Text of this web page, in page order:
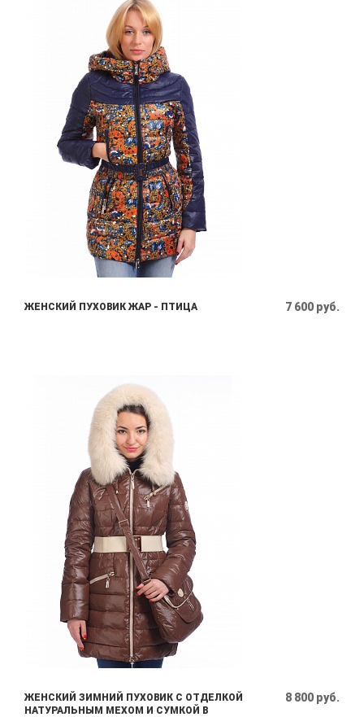
ЖЕНСКИЙ ПУХОВИК ЖАР - ПТИЦА 7 600 руб.
ЖЕНСКИЙ ЗИМНИЙ ПУХОВИК С ОТДЕЛКОЙ
НАТУРАЛЬНЫМ МЕХОМ И СУМКОЙ В
8 800 руб.